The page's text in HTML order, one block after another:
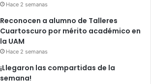
Hace 2 semanas
Reconocen a alumno de Talleres
Cuartoscuro por mérito académico en
la UAM
Hace 2 semanas
¡Llegaron las compartidas de la
semana!